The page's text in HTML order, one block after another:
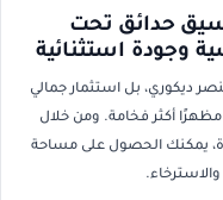
حدائق تحت
وجودة استثنائية
ديكوري، بل استثمار جمالي
أكثر فخامة. ومن خلال
يمكنك الحصول على مساحة